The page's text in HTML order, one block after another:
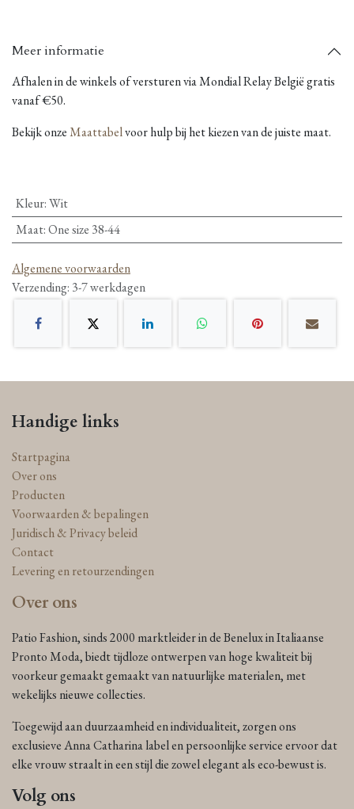
Meer informatie
Afhalen in de winkels of versturen via Mondial Relay België gratis
vanaf €50.
Bekijk onzeMaattabelvoor hulp bij het kiezen van de juiste maat.
Kleur:Wit
Maat:One size 38-44
Algemene voorwaarden
Verzending: 3-7 werkdagen
Handige links
Startpagina
Over ons
Producten
Voorwaarden & bepalingen
Juridisch & Privacy beleid
Contact
Levering en retourzendingen
Over ons
Patio Fashion, sinds 2000 marktleider in de Benelux in Italiaanse
Pronto Moda, biedt tijdloze ontwerpen van hoge kwaliteit bij
voorkeur gemaakt gemaakt van natuurlijke materialen, met
wekelijks nieuwe collecties.
Toegewijd aan duurzaamheid en individualiteit, zorgen ons
exclusieve Anna Catharina label en persoonlijke service ervoor dat
elke vrouw straalt in een stijl die zowel elegant als eco-bewust is.
Volg ons